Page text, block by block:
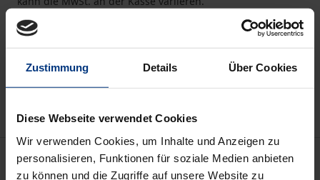
Zustimmung Details Über Cookies
Diese Webseite verwendet Cookies
Wir verwenden Cookies, um Inhalte und Anzeigen zu
personalisieren, Funktionen für soziale Medien anbieten
zu können und die Zugriffe auf unsere Website zu
Zur Wunschliste hinzufügen
Hinweise zu Versandkosten
Beschreibung